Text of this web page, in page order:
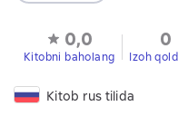
0,0
Kitobni baholang
0
Izoh
Kitob rus tilida